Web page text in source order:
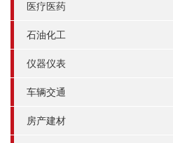
医疗医药
石油化工
仪器仪表
车辆交通
房产建材